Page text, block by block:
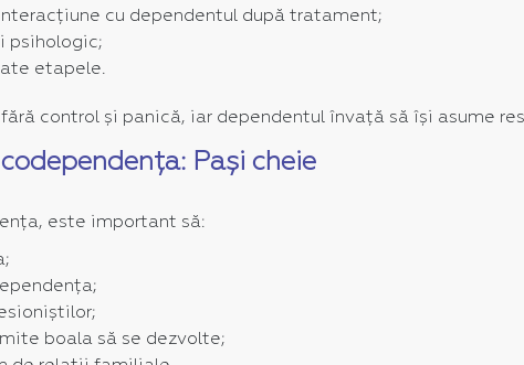
cu dependentul după tratament;
psihologic;
etapele.
control și panică, iar dependentul învață să își asume
Pași cheie
este important să:
boala să se dezvolte;